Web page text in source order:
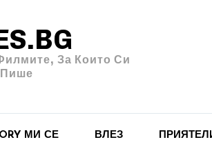
За Които Си
МИ СЕ ВЛЕЗ